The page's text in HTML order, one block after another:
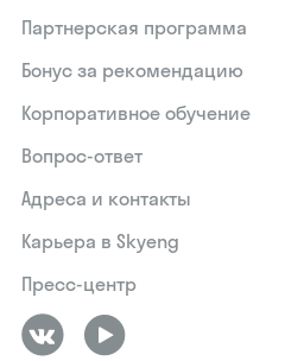
Партнерская программа
Бонус за рекомендацию
Корпоративное обучение
Вопрос-ответ
Адреса и контакты
Карьера в Skyeng
Пресс-центр